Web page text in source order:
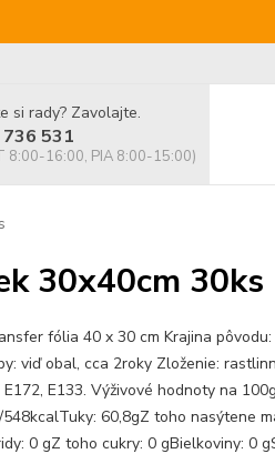
si rady? Zavolajte.
531
8:00-16:00, PIA 8:00-15:00)
30x40cm 30ks
fólia 40 x 30 cm Krajina
viď obal, cca 2roky Zloženie:
E133. Výživové hodnoty na
548kcalTuky: 60,8gZ toho nasýtene
0 gZ toho cukry: 0 gBielkoviny: 0